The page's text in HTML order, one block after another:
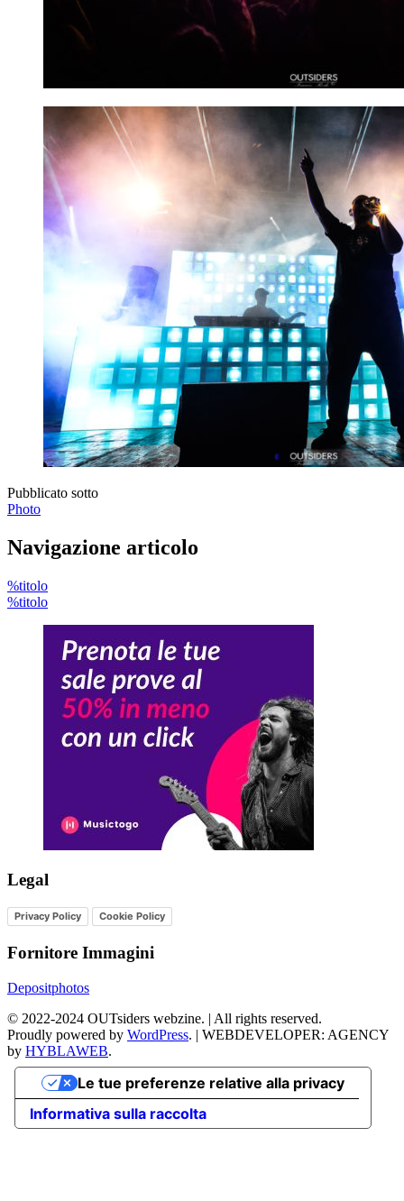
Pubblicato sotto
Photo
Navigazione articolo
%titolo
%titolo
Legal
Privacy Policy Cookie Policy
Fornitore Immagini
Depositphotos
© 2022-2024 OUTsiders webzine. | All rights reserved.
Proudly powered by WordPress. | WEBDEVELOPER: AGENCY
by HYBLAWEB.
Informativa sulla raccolta
Le tue preferenze relative alla privacy